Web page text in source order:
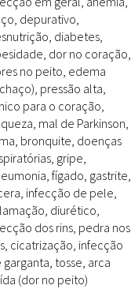
depurativo,
diabetes,
dor no coração,
no peito, edema
pressão alta,
para o coração,
mal de Parkinson,
bronquite, doenças
gripe,
fígado, gastrite,
infecção de pele,
diurético,
dos rins, pedra nos
cicatrização, infecção
garganta, tosse, arca
(dor no peito)